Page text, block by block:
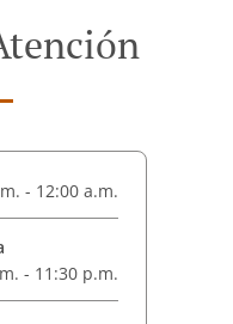
- 12:00 a.m.
- 11:30 p.m.